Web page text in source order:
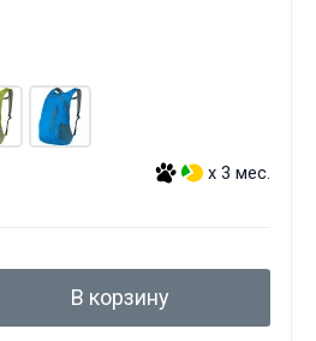
x 3 мес.
В корзину